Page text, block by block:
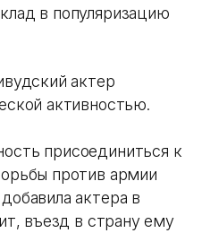
в популяризацию
актер
активностью.
присоединиться к
против армии
актера в
въезд в страну ему